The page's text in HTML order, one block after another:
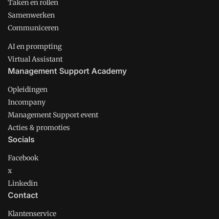
Taken en rollen
Samenwerken
Communiceren
AI en prompting
Virtual Assistant
Management Support Academy
Opleidingen
Incompany
Management Support event
Acties & promoties
Socials
Facebook
x
Linkedin
Contact
Klantenservice